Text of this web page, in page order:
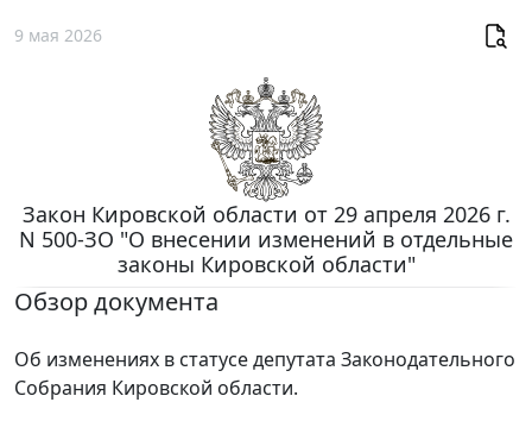
9 мая 2026
Закон Кировской области от 29 апреля 2026 г.
N 500-ЗО "О внесении изменений в отдельные
законы Кировской области"
Обзор документа
Об изменениях в статусе депутата Законодательного
Собрания Кировской области.